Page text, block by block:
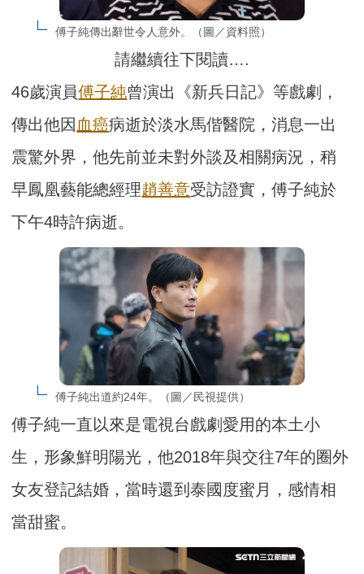
傅子純傳出辭世令人意外。（圖／資料照）
請繼續往下閱讀….
46歲演員傅子純曾演出《新兵日記》等戲劇，
傳出他因 血癌病逝於淡水馬偕醫院，消息一出
震驚外界，他先前並未對外談及相關病況，稍
早鳳凰藝能總經理趙善意受訪證實，傅子純於
下午4時許病逝。
傅子純出道約24年。（圖／民視提供）
傅子純一直以來是電視台戲劇愛用的本土小
生，形象鮮明陽光，他2018年與交往7年的圈外
女友登記結婚，當時還到泰國度蜜月，感情相
當甜蜜。